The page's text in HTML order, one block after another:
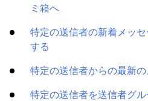
ミ箱へ
特定の送信者の新着メッ
する
特定の送信者からの最新
特定の送信者を送信者グ